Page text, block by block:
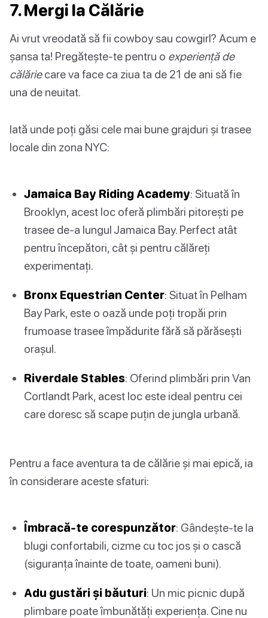
7. Mergi la Călărie
Ai vrut vreodată să fii cowboy sau cowgirl? Acum e
șansa ta! Pregătește-te pentru o experiență de
călăriecare va face ca ziua ta de 21 de ani să fie
una de neuitat.
Iată unde poți găsi cele mai bune grajduri și trasee
locale din zona NYC:
Jamaica Bay Riding Academy: Situată în
Brooklyn, acest loc oferă plimbări pitorești pe
trasee de-a lungul Jamaica Bay. Perfect atât
pentru începători, cât și pentru călăreți
experimentați.
Bronx Equestrian Center: Situat în Pelham
Bay Park, este o oază unde poți tropăi prin
frumoase trasee împădurite fără să părăsești
orașul.
Riverdale Stables: Oferind plimbări prin Van
Cortlandt Park, acest loc este ideal pentru cei
care doresc să scape puțin de jungla urbană.
Pentru a face aventura ta de călărie și mai epică, ia
în considerare aceste sfaturi:
Îmbracă-te corespunzător: Gândește-te la
blugi confortabili, cizme cu toc jos și o cască
(siguranța înainte de toate, oameni buni).
Adu gustări și băuturi: Un mic picnic după
plimbare poate îmbunătăți experiența. Cine nu